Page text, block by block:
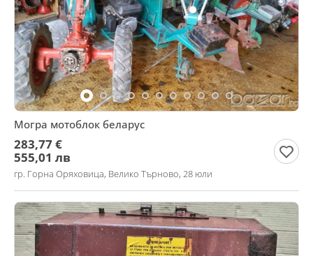
Могра мотоблок беларус
283,77 €
555,01 лв
гр. Горна Оряховица, Велико Търново, 28 юли